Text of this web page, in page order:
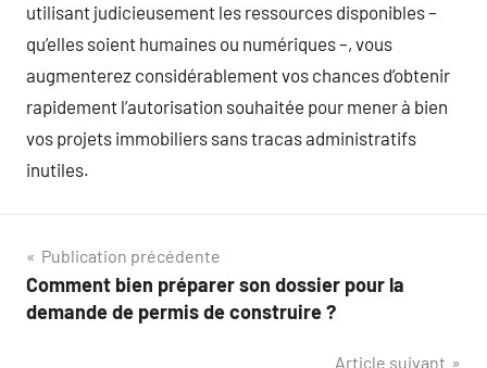
utilisant judicieusement les ressources disponibles –
qu’elles soient humaines ou numériques –, vous
augmenterez considérablement vos chances d’obtenir
rapidement l’autorisation souhaitée pour mener à bien
vos projets immobiliers sans tracas administratifs
inutiles.
Navigation
de
Publication précédente
Comment bien préparer son dossier pour la
demande de permis de construire ?
Article suivant